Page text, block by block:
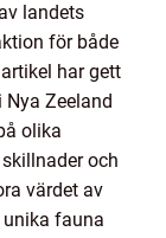
landets
för både
har gett
Zeeland
olika
och
värdet av
fauna